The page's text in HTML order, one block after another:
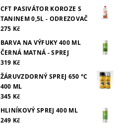
CFT PASIVÁTOR KOROZE S
TANINEM 0,5L - ODREZOVAČ
275 Kč
BARVA NA VÝFUKY 400 ML
ČERNÁ MATNÁ - SPREJ
319 Kč
ŽÁRUVZDORNÝ SPREJ 650 °C
400 ML
345 Kč
HLINÍKOVÝ SPREJ 400 ML
249 Kč